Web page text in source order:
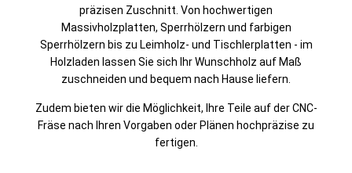
präzisen Zuschnitt. Von hochwertigen
Massivholzplatten, Sperrhölzern und farbigen
Sperrhölzern bis zu Leimholz- und Tischlerplatten - im
Holzladen lassen Sie sich Ihr Wunschholz auf Maß
zuschneiden und bequem nach Hause liefern.
Zudem bieten wir die Möglichkeit, Ihre Teile auf der CNC-
Fräse nach Ihren Vorgaben oder Plänen hochpräzise zu
fertigen.